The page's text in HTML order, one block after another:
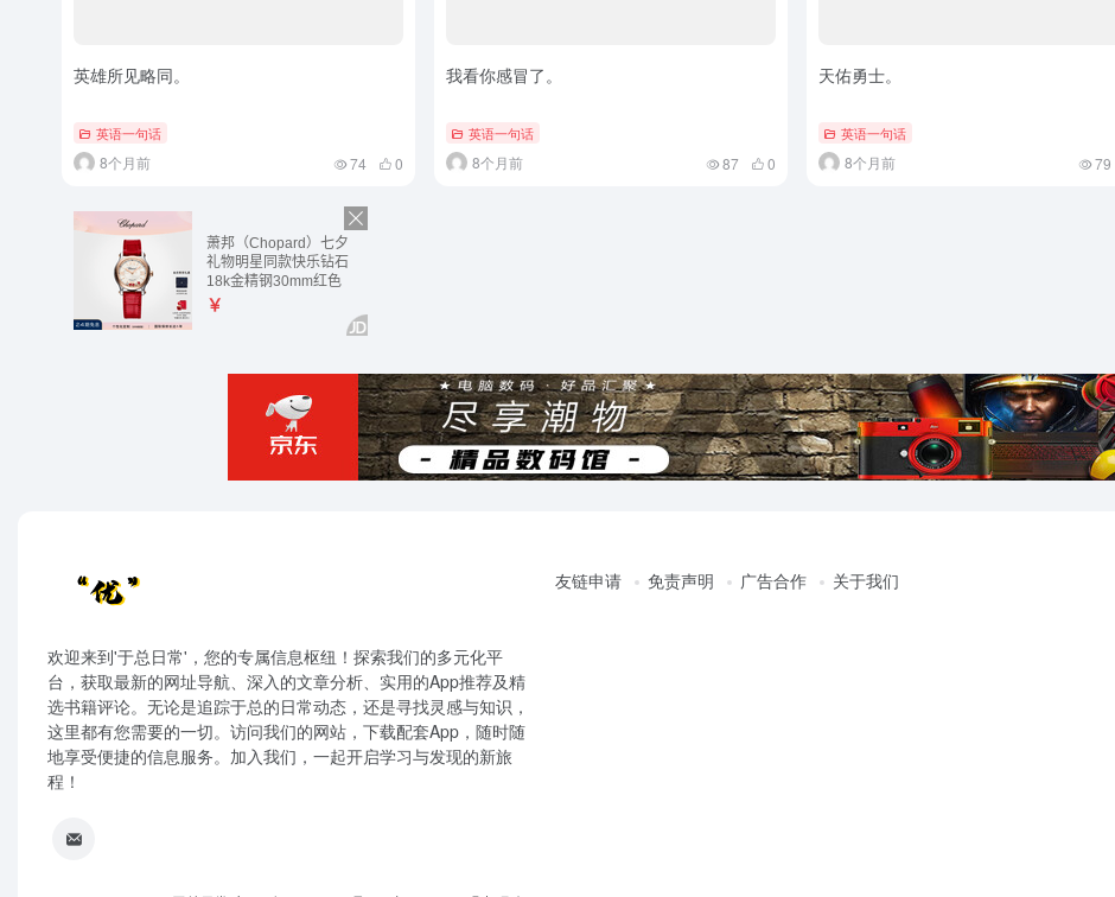
英雄所见略同。
英语一句话
8个月前 74 0
我看你感冒了。
英语一句话
8个月前 87 0
天佑勇士。
英语一句话
8个月前 79
欢迎来到'于总日常'，您的专属信息枢纽！探索我们的多元化平
台，获取最新的网址导航、深入的文章分析、实用的App推荐及精
选书籍评论。无论是追踪于总的日常动态，还是寻找灵感与知识，
这里都有您需要的一切。访问我们的网站，下载配套App，随时随
地享受便捷的信息服务。加入我们，一起开启学习与发现的新旅
程！
友链申请 免责声明 广告合作 关于我们